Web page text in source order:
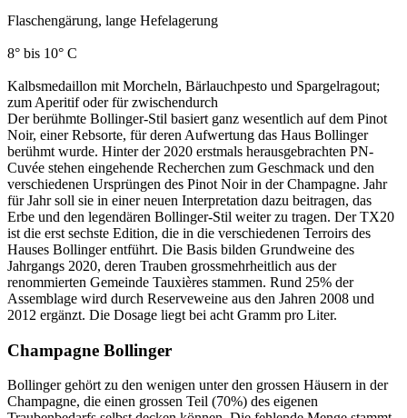
Flaschengärung, lange Hefelagerung
8° bis 10° C
Kalbsmedaillon mit Morcheln, Bärlauchpesto und Spargelragout;
zum Aperitif oder für zwischendurch
Der berühmte Bollinger-Stil basiert ganz wesentlich auf dem Pinot
Noir, einer Rebsorte, für deren Aufwertung das Haus Bollinger
berühmt wurde. Hinter der 2020 erstmals herausgebrachten PN-
Cuvée stehen eingehende Recherchen zum Geschmack und den
verschiedenen Ursprüngen des Pinot Noir in der Champagne. Jahr
für Jahr soll sie in einer neuen Interpretation dazu beitragen, das
Erbe und den legendären Bollinger-Stil weiter zu tragen. Der TX20
ist die erst sechste Edition, die in die verschiedenen Terroirs des
Hauses Bollinger entführt. Die Basis bilden Grundweine des
Jahrgangs 2020, deren Trauben grossmehrheitlich aus der
renommierten Gemeinde Tauxières stammen. Rund 25% der
Assemblage wird durch Reserveweine aus den Jahren 2008 und
2012 ergänzt. Die Dosage liegt bei acht Gramm pro Liter.
Champagne Bollinger
Bollinger gehört zu den wenigen unter den grossen Häusern in der
Champagne, die einen grossen Teil (70%) des eigenen